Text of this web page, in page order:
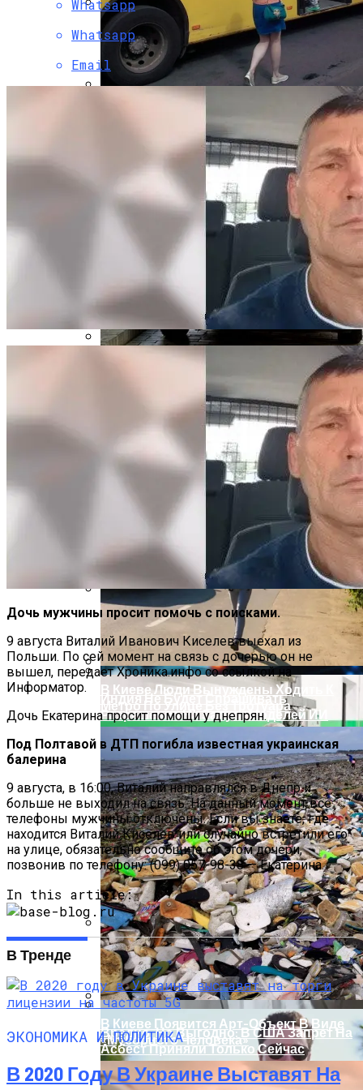
Растущая Концентрация Власти В
Руках Си Цзиньпина: Мир Не Обмануть
Военные Рельсы Спасут Британскую
Экономику?
На Какую Зарплату Могут
Рассчитывать Украинцы За Рубежом:
Советы Для Беженцев
Коронавирус В США Оказался
Смертоноснее «испанки» 1918 Года
Извержение Вулкана На Юге Исландии:
Чрезвычайное Положение И Эвакуация
Индия Не Будет Спрашивать
Разрешения На Запуск Моделей ИИ
Вредно, Но Выгодно: В США Запрет На
Асбест Приняли Только Сейчас
Некоторых Автобусов И Троллейбусов
В Столичном Парке Отличился Герой-
Парковки
В Киеве Люди Вынуждены Ходить К
Метро По Улице Без Тротуара
В Киеве Появится Арт-Объект В Виде
«Мусорного Человека»
Whatsapp
Whatsapp
Email
Дочь мужчины просит помочь с поисками.
9 августа Виталий Иванович Киселев выехал из
Польши. По сей момент на связь с дочерью он не
вышел, передает Хроника.инфо со ссылкой на
Информатор.
Дочь Екатерина просит помощи у днепрян.
Под Полтавой в ДТП погибла известная украинская
балерина
9 августа, в 16:00, Виталий направлялся в Днепр и
больше не выходил на связь. На данный момент все
телефоны мужчины отключены. Если вы знаете, где
находится Виталий Киселев или случайно встретили его
на улице, обязательно сообщите об этом дочери,
позвонив по телефону: (099) 057-98-38 — Екатерина.
In this article:
В Тренде
ЭКОНОМИКА И ПОЛИТИКА
В 2020 Году В Украине Выставят На